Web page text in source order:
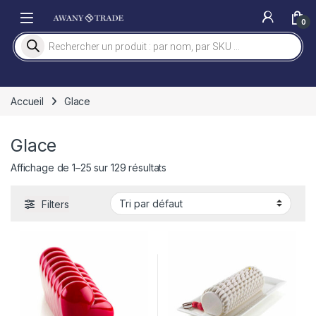
0
Recherche de produits
Accueil Glace
Glace
Affichage de 1–25 sur 129 résultats
Filters